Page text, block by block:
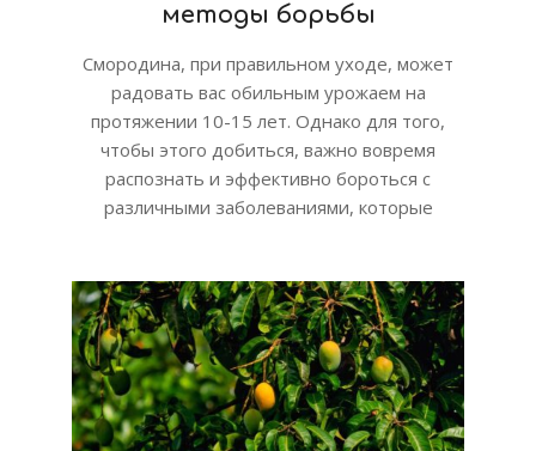
методы борьбы
Смородина, при правильном уходе, может
радовать вас обильным урожаем на
протяжении 10-15 лет. Однако для того,
чтобы этого добиться, важно вовремя
распознать и эффективно бороться с
различными заболеваниями, которые